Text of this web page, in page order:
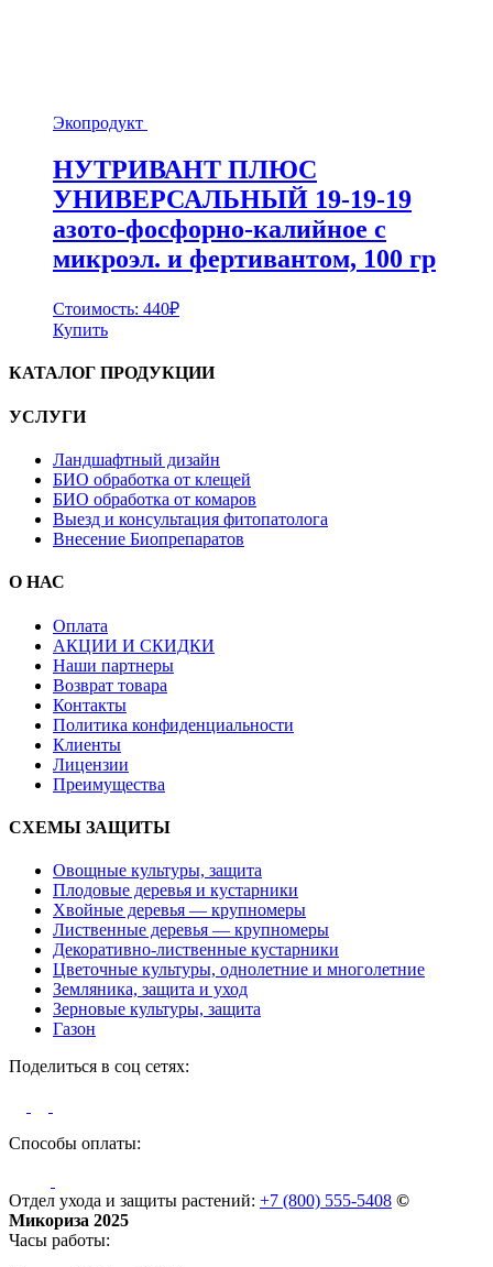
Экопродукт
НУТРИВАНТ ПЛЮС
УНИВЕРСАЛЬНЫЙ 19-19-19
азото-фосфорно-калийное с
микроэл. и фертивантом, 100 гр
Стоимость: 440₽
Купить
КАТАЛОГ ПРОДУКЦИИ
УСЛУГИ
Ландшафтный дизайн
БИО обработка от клещей
БИО обработка от комаров
Выезд и консультация фитопатолога
Внесение Биопрепаратов
О НАС
Оплата
АКЦИИ И СКИДКИ
Наши партнеры
Возврат товара
Контакты
Политика конфиденциальности
Клиенты
Лицензии
Преимущества
СХЕМЫ ЗАЩИТЫ
Овощные культуры, защита
Плодовые деревья и кустарники
Хвойные деревья — крупномеры
Лиственные деревья — крупномеры
Декоративно-лиственные кустарники
Цветочные культуры, однолетние и многолетние
Земляника, защита и уход
Зерновые культуры, защита
Газон
Поделиться в соц сетях:
Способы оплаты:
Отдел ухода и защиты растений: +7 (800) 555-5408 ©
Микориза 2025
Часы работы: